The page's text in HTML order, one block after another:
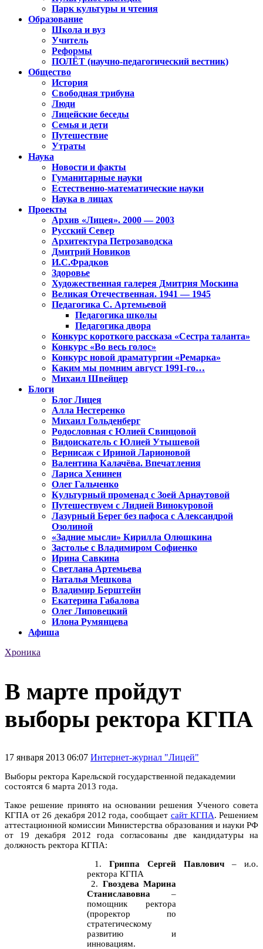
Парк культуры и чтения
Образование
Школа и вуз
Учитель
Реформы
ПОЛЁТ (научно-педагогический вестник)
Общество
История
Свободная трибуна
Люди
Лицейские беседы
Семья и дети
Путешествие
Утраты
Наука
Новости и факты
Гуманитарные науки
Естественно-математические науки
Наука в лицах
Проекты
Архив «Лицея». 2000 — 2003
Русский Север
Архитектура Петрозаводска
Дмитрий Новиков
И.С.Фрадков
Здоровье
Художественная галерея Дмитрия Москина
Великая Отечественная. 1941 — 1945
Педагогика С. Артемьевой
Педагогика школы
Педагогика двора
Конкурс короткого рассказа «Сестра таланта»
Конкурс «Во весь голос»
Конкурс новой драматургии «Ремарка»
Каким мы помним август 1991-го…
Михаил Швейцер
Блоги
Блог Лицея
Алла Нестеренко
Михаил Гольденберг
Родословная с Юлией Свинцовой
Видоискатель с Юлией Утышевой
Вернисаж с Ириной Ларионовой
Валентина Калачёва. Впечатления
Лариса Хенинен
Олег Гальченко
Культурный променад с Зоей Арнаутовой
Путешествуем с Лидией Винокуровой
Лазурный Берег без пафоса с Александрой
Озолиной
«Задние мысли» Кирилла Олюшкина
Застолье с Владимиром Софиенко
Ирина Савкина
Светлана Артемьева
Наталья Мешкова
Владимир Берштейн
Екатерина Габалова
Олег Липовецкий
Илона Румянцева
Афиша
Хроника
В марте пройдут
выборы ректора КГПА
17 января 2013 06:07 Интернет-журнал "Лицей"
Выборы ректора Карельской государственной педакадемии
состоятся 6 марта 2013 года.
Такое решение принято на основании решения Ученого совета
КГПА от 26 декабря 2012 года, сообщает сайт КГПА. Решением
аттестационной комиссии Министерства образования и науки РФ
от 19 декабря 2012 года согласованы две кандидатуры на
должность ректора КГПА:
1. Гриппа Сергей Павлович – и.о.
ректора КГПА
2. Гвоздева Марина
Станиславовна –
помощник ректора
(проректор по
стратегическому
развитию и
инновациям.